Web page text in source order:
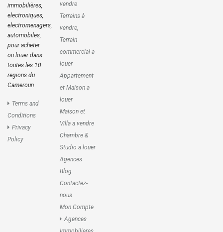
immobilières,
electroniques,
electromenagers,
automobiles,
pour acheter
ou louer dans
toutes les 10
regions du
Cameroun
Terms and
Conditions
Privacy
Policy
vendre
Terrains à
vendre,
Terrain
commercial a
louer
Appartement
et Maison a
louer
Maison et
Villa a vendre
Chambre &
Studio a louer
Agences
Blog
Contactez-
nous
Mon Compte
Agences